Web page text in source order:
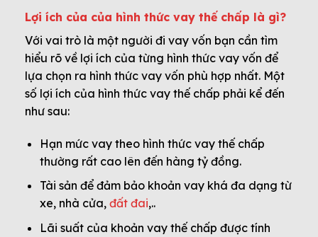
Lợi ích của của hình thức vay thế chấp là gì?
Với vai trò là một người đi vay vốn bạn cần tìm
hiểu rõ về lợi ích của từng hình thức vay vốn để
lựa chọn ra hình thức vay vốn phù hợp nhất. Một
số lợi ích của hình thức vay thế chấp phải kể đến
như sau:
Hạn mức vay theo hình thức vay thế chấp
thường rất cao lên đến hàng tỷ đồng.
Tài sản để đảm bảo khoản vay khá đa dạng từ
xe, nhà cửa, đất đai,..
Lãi suất của khoản vay thế chấp được tính